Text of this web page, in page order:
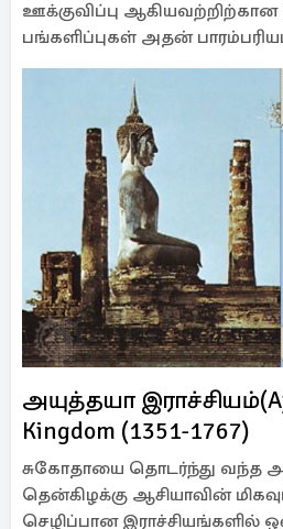
ஊக்குவிப்பு ஆகியவற்றிற்கான
பங்களிப்புகள் அதன்
அயுத்தயா
Kingdom (1351-1767)
சுகோதாயை தொடர்ந்து வந்த
தென்கிழக்கு ஆசியாவின்
செழிப்பான இராச்சியங்களில்